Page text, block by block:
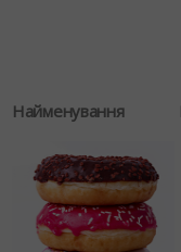
Найменування